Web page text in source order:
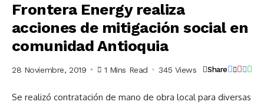
Frontera Energy realiza
acciones de mitigación social en
comunidad Antioquia
28 Noviembre, 2019 1 Mins Read 345 Views Share
Se realizó contratación de mano de obra local para diversas